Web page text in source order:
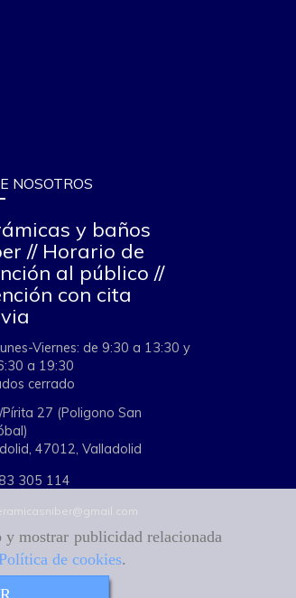
mostrar publicidad relacionada
de cookies.
NOSOTROS
y baños
// Horario de
al público //
con cita
Viernes: de 9:30 a 13:30 y
a 19:30
cerrado
Pírita 27 (Poligono San
47012, Valladolid
305 114
gmail.com